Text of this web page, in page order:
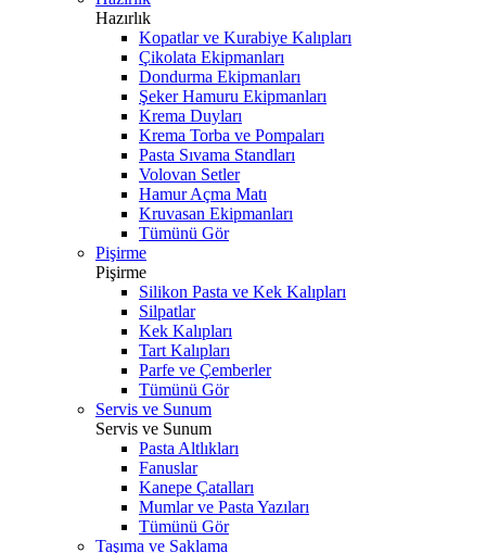
Hazırlık
Kopatlar ve Kurabiye Kalıpları
Çikolata Ekipmanları
Dondurma Ekipmanları
Şeker Hamuru Ekipmanları
Krema Duyları
Krema Torba ve Pompaları
Pasta Sıvama Standları
Volovan Setler
Hamur Açma Matı
Kruvasan Ekipmanları
Tümünü Gör
Pişirme
Pişirme
Silikon Pasta ve Kek Kalıpları
Silpatlar
Kek Kalıpları
Tart Kalıpları
Parfe ve Çemberler
Tümünü Gör
Servis ve Sunum
Servis ve Sunum
Pasta Altlıkları
Fanuslar
Kanepe Çatalları
Mumlar ve Pasta Yazıları
Tümünü Gör
Taşıma ve Saklama